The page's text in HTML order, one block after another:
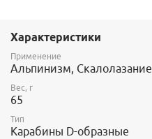
Характеристики
Применение
Альпинизм, Скалолазание
Вес, г
65
Тип
Карабины D-образные